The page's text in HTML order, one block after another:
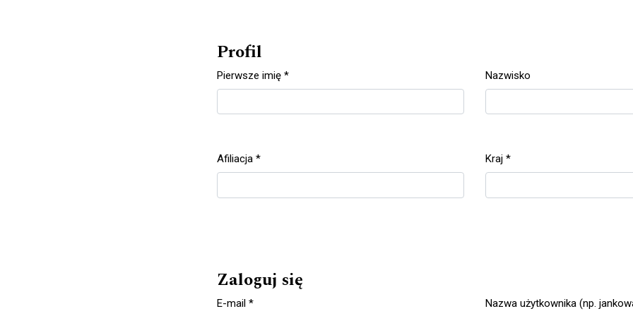
Profil
Pierwsze imię *
Wymagane
Nazwisko
Afiliacja *
Wymagane
Kraj *
Wymagane
Zaloguj się
E-mail *
Nazwa użytkownika (np.